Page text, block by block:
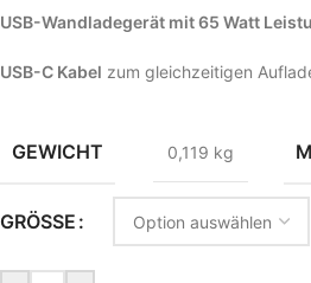
USB-Wandladegerät mit 65 Watt
USB-C Kabel zum gleichzeitigen
GEWICHT 0,119 kg
GRÖSSE